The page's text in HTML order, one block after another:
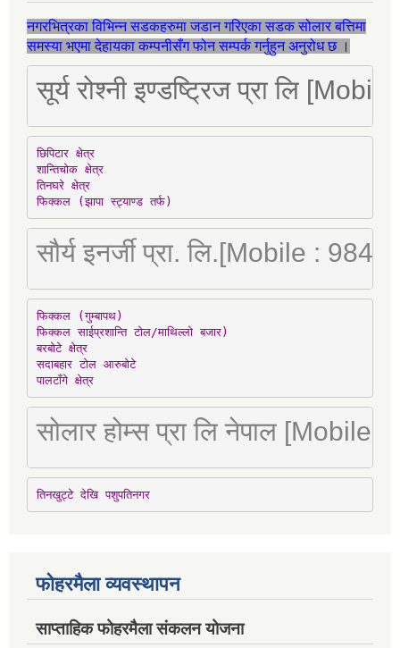
नगरभित्रका विभिन्न सडकहरुमा जडान गरिएका सडक सोलार बत्तिमा
समस्या भएमा देहायका कम्पनीसँग फोन सम्पर्क गर्नुहुन अनुरोध छ ।
सूर्य रोश्नी इण्डष्ट्रिज प्रा लि
छिपिटार क्षेत्र
शान्तिचोक क्षेत्र
तिनघरे क्षेत्र
फिक्कल (झापा स्ट्याण्ड तर्फ)
सौर्य इनर्जी प्रा. लि.[Mobile :
फिक्कल (गुम्बापथ)
फिक्कल साईप्रशान्ति टोल/माथिल्लो बजार)
बरबोटे क्षेत्र
सदाबहार टोल आरुबोटे
पालटाँगे क्षेत्र
सोलार होम्स प्रा लि नेपाल [Mobile
तिनखुट्टे देखि पशुपतिनगर
फोहरमैला व्यवस्थापन
साप्ताहिक फोहरमैला संकलन योजना